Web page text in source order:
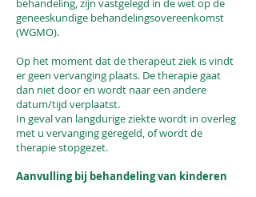
behandeling, zijn vastgelegd in de wet op de
geneeskundige behandelingsovereenkomst
(WGMO).
Op het moment dat de therapeut ziek is vindt
er geen vervanging plaats. De therapie gaat
dan niet door en wordt naar een andere
datum/tijd verplaatst.
In geval van langdurige ziekte wordt in overleg
met u vervanging geregeld, of wordt de
therapie stopgezet.
Aanvulling bij behandeling van kinderen